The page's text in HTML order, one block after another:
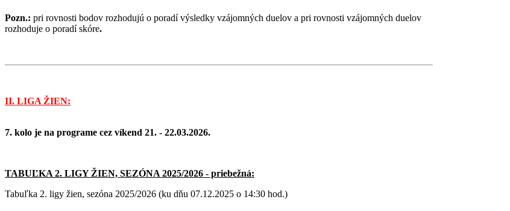
Pozn.: pri rovnosti bodov rozhodujú o poradí výsledky vzájomných duelov a pri rovnosti vzájomných duelov
rozhoduje o poradí skóre.
II. LIGA ŽIEN:
7. kolo je na programe cez víkend 21. - 22.03.2026.
TABUĽKA 2. LIGY ŽIEN, SEZÓNA 2025/2026 - priebežná:
Tabuľka 2. ligy žien, sezóna 2025/2026 (ku dňu 07.12.2025 o 14:30 hod.)